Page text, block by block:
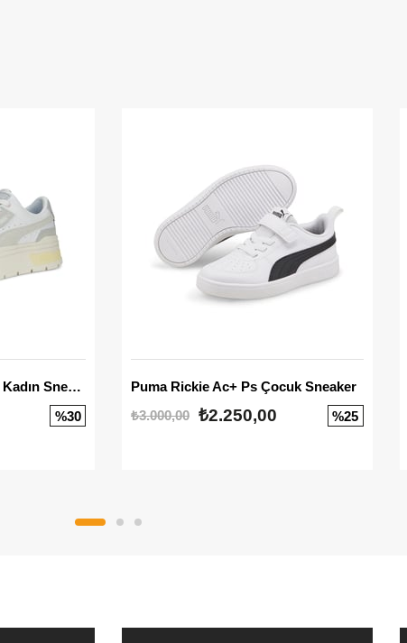
Mayze Stack Luxe Wns Kadın Sneaker
%30
Puma Rickie Ac+ Ps Çocuk Sneaker
₺3.000,00 ₺2.250,00 %25